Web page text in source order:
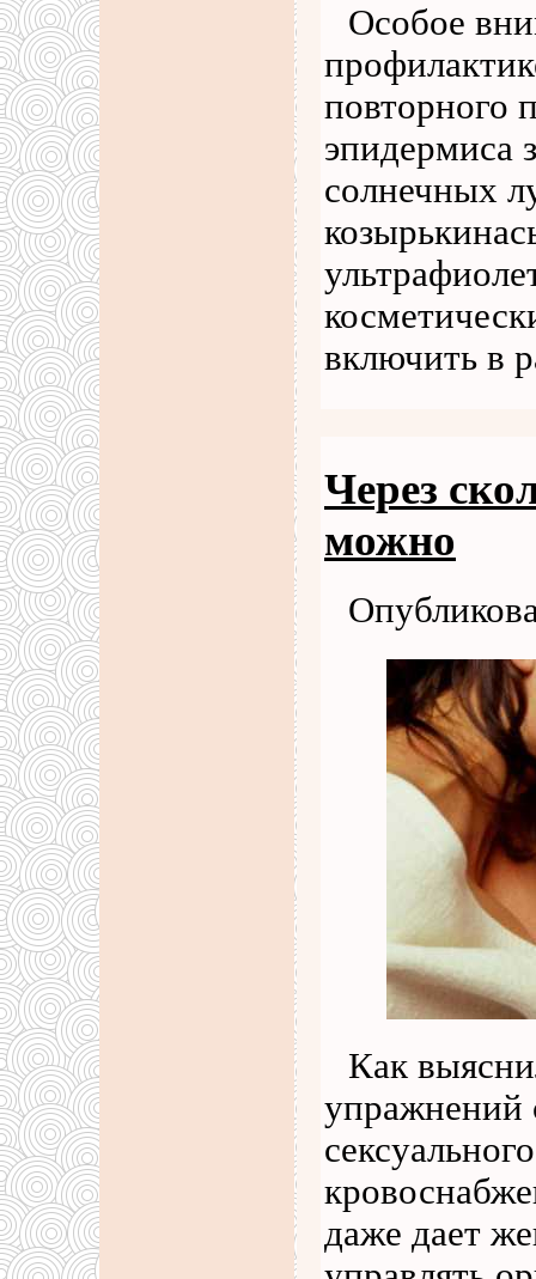
Особое
повторного
эпидермиса
солнечных
включить в
Через
можно
Как
упражнений
даже дает